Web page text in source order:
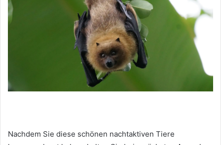
Nachdem Sie diese schönen nachtaktiven Tiere